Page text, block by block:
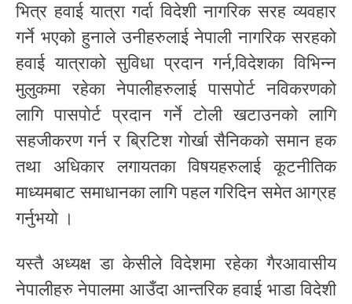
भित्र हवाई यात्रा गर्दा विदेशी नागरिक सरह व्यवहार
गर्ने भएको हुनाले उनीहरुलाई नेपाली नागरिक सरहको
हवाई यात्राको सुविधा प्रदान गर्न,विदेशका विभिन्न
मुलुकमा रहेका नेपालीहरुलाई पासपोर्ट नविकरणको
लागि पासपोर्ट प्रदान गर्ने टोली खटाउनको लागि
सहजीकरण गर्न र ब्रिटिश गोर्खा सैनिकको समान हक
तथा अधिकार लगायतका विषयहरुलाई कूटनीतिक
माध्यमबाट समाधानका लागि पहल गरिदिन समेत आग्रह
गर्नुभयो ।
यस्तै अध्यक्ष डा केसीले विदेशमा रहेका गैरआवासीय
नेपालीहरु नेपालमा आउँदा आन्तरिक हवाई भाडा विदेशी